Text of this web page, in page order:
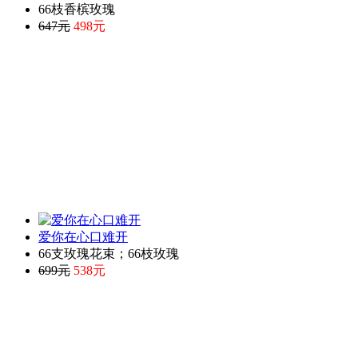
66枝香槟玫瑰
647元 498元
爱你在心口难开
66支玫瑰花束；66枝玫瑰
699元 538元